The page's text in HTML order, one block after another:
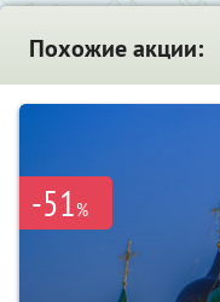
Похожие акции:
-51%